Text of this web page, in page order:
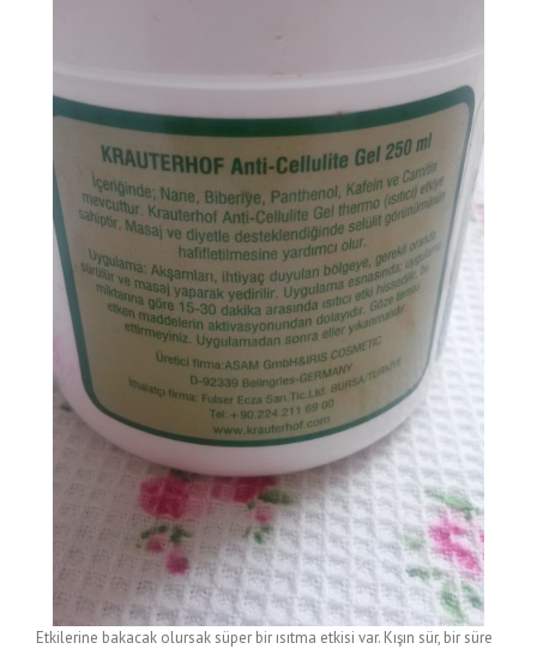
Etkilerine bakacak olursak süper bir ısıtma etkisi var. Kışın sür, bir süre